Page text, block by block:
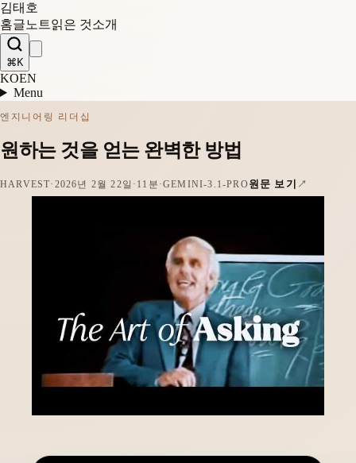
김태호
홈글 노트읽은 것소개
⌘K
KOEN
Menu
엔지니어링 리더십
원하는 것을 얻는 완벽한 방법
HARVEST· 2026년 2월 22일 · 11분 ·GEMINI-3.1-PRO 원문 보기